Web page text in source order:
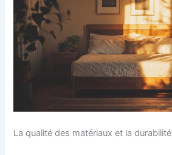
La qualité des matériaux et la durabilité